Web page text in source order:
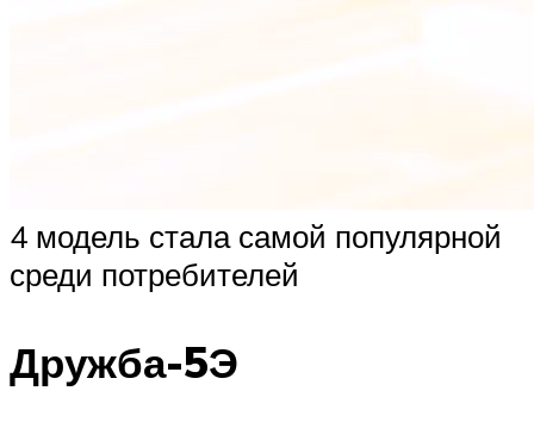
4 модель стала самой популярной
среди потребителей
Дружба-5Э